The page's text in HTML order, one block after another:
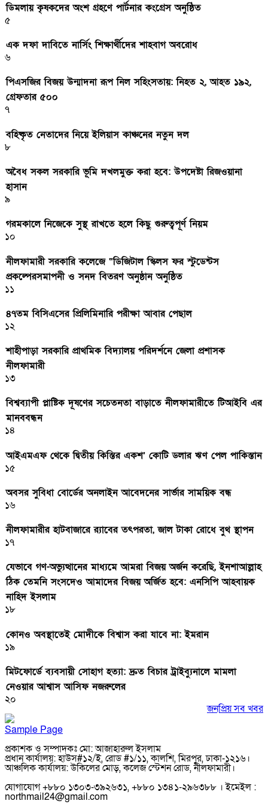
ডিমলায় কৃষকদের অংশ গ্রহণে পার্টনার কংগ্রেস অনুষ্ঠিত
৫
এক দফা দাবিতে নার্সিং শিক্ষার্থীদের শাহবাগ অবরোধ
৬
পিএসজির বিজয় উন্মাদনা রূপ নিল সহিংসতায়: নিহত ২, আহত ১৯২,
গ্রেফতার ৫০০
৭
বহিষ্কৃত নেতাদের নিয়ে ইলিয়াস কাঞ্চনের নতুন দল
৮
অবৈধ সকল সরকারি ভূমি দখলমুক্ত করা হবে: উপদেষ্টা রিজওয়ানা
হাসান
৯
গরমকালে নিজেকে সুস্থ রাখতে হলে কিছু গুরুত্বপূর্ণ নিয়ম
১০
নীলফামারী সরকারি কলেজে “ডিজিটাল স্কিলস ফর স্টুডেন্টস
প্রকল্পেরসমাপনী ও সনদ বিতরণ অনুষ্ঠান অনুষ্ঠিত
১১
৪৭তম বিসিএসের প্রিলিমিনারি পরীক্ষা আবার পেছাল
১২
শাহীপাড়া সরকারি প্রাথমিক বিদ্যালয় পরিদর্শনে জেলা প্রশাসক
নীলফামারী
১৩
বিশ্বব্যাপী প্লাষ্টিক দূষণের সচেতনতা বাড়াতে নীলফামারীতে টিআইবি এর
মানববন্ধন
১৪
আইএমএফ থেকে দ্বিতীয় কিস্তির একশ’ কোটি ডলার ঋণ পেল পাকিস্তান
১৫
অবসর সুবিধা বোর্ডের অনলাইন আবেদনের সার্ভার সাময়িক বন্ধ
১৬
নীলফামারীর হাটবাজারে র‌্যাবের তৎপরতা, জাল টাকা রোধে বুথ স্থাপন
১৭
যেভাবে গণ-অভ্যুত্থানের মাধ্যমে আমরা বিজয় অর্জন করেছি, ইনশাআল্লাহ
ঠিক তেমনি সংসদেও আমাদের বিজয় অর্জিত হবে: এনসিপি আহবায়ক
নাহিদ ইসলাম
১৮
কোনও অবস্থাতেই মোদীকে বিশ্বাস করা যাবে না: ইমরান
১৯
মিটফোর্ডে ব্যবসায়ী সোহাগ হত্যা: দ্রুত বিচার ট্রাইব্যুনালে মামলা
নেওয়ার আশ্বাস আসিফ নজরুলের
২০
জনপ্রিয় সব খবর
Sample Page
প্রকাশক ও সম্পাদকঃ মো: আজাহারুল ইসলাম
প্রধান কার্যালয়: হাউস#১২/ই, রোড #১/১১, কালশি, মিরপুর, ঢাকা-১২১৬।
আঞ্চলিক কার্যালয়: উকিলের মোড়, কলেজ স্টেশন রোড, নীলফামারী।
যোগাযোগ +৮৮০ ১৩০৩-৩৯২৬৩১, +৮৮০ ১৩৪১-২৯৬৩৮৮ । ইমেইল :
northmail24@gmail.com